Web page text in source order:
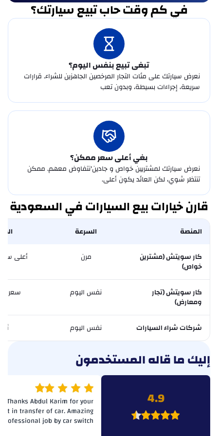
فيسكر
فورثنج
فوتون
جي أي سي
جالكسي
جيلي
جينيسيس
جمس
غولدن دراغون
جريت وول
هونشي
في كم وقت حاب تبيع سيارتك؟
تبغى تبيع بنفس اليوم؟
نعرض سيارتك على مئات التجار المرخصين الجاهزين للشراء. قرارات
سريعة، إجراءات بسيطة، وبدون تعب
بغي أعلى سعر ممكن؟
نعرض سيارتك لمشتريين خواص و جادين'نتفاوض معهم. ممكن
تنتظر شوي، لكن العائد يكون أعلى.
قارن خيارات بيع السيارات في السعودية
المنصة السرعة
كار سويتش (مشترين
خواص)
مرن أعلى
كار سويتش (تجار
ومعارض)
نفس اليوم سعر
شركات شراء السيارات نفس اليوم
إليك ما قاله المستخدمون
4.9
Thanks Abdul Karim for your
in transfer of car. Amazing
professional job by car switch